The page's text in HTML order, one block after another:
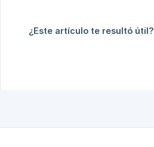
¿Este artículo te resultó útil?